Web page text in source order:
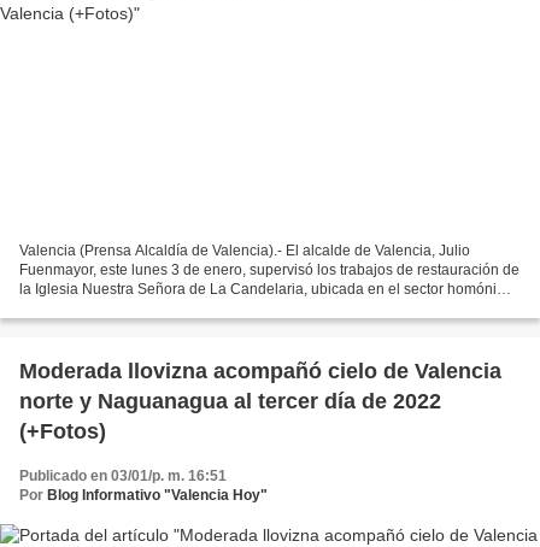
Valencia (Prensa Alcaldía de Valencia).- El alcalde de Valencia, Julio
Fuenmayor, este lunes 3 de enero, supervisó los trabajos de restauración de
la Iglesia Nuestra Señora de La Candelaria, ubicada en el sector homónimo
Moderada llovizna acompañó cielo de Valencia
norte y Naguanagua al tercer día de 2022
(+Fotos)
Publicado en 03/01/p. m. 16:51
Por Blog Informativo "Valencia Hoy"